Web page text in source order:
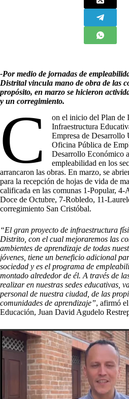
-Por medio de jornadas de
Distrital vincula mano de obra de las
propósito, en marzo se hicieron
y un corregimiento.
C
on el inicio del Plan de
Infraestructura
Empresa de
Oficina Pública de
Desarrollo Económico
empleabilidad en los
arrancaron las obras. En marzo, se
para la recepción de hojas de vida de
calificada en las comunas 1-Popular,
Doce de Octubre, 7-Robledo, 11-
corregimiento San Cristóbal.
“El gran proyecto de infraestructura
Distrito, con el cual mejoraremos las
ambientes de aprendizaje de todas
jóvenes, tiene un beneficio adicional
sociedad y es el programa de
montado alrededor de él. A través de
realizar en nuestras sedes educativas,
personal de nuestra ciudad, de las
comunidades de aprendizaje”, afirmó
Educación, Juan David Agudelo